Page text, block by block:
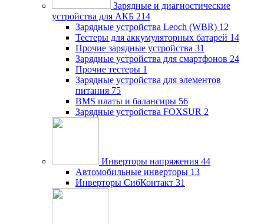
Зарядные и диагностические
устройства для АКБ 214
Зарядные устройства Leoch (WBR) 12
Тестеры для аккумуляторных батарей 14
Прочие зарядные устройства 31
Зарядные устройства для смартфонов 24
Прочие тестеры 1
Зарядные устройства для элементов
питания 75
BMS платы и балансиры 56
Зарядные устройства FOXSUR 2
Инверторы напряжения 44
Автомобильные инверторы 13
Инверторы СибКонтакт 31